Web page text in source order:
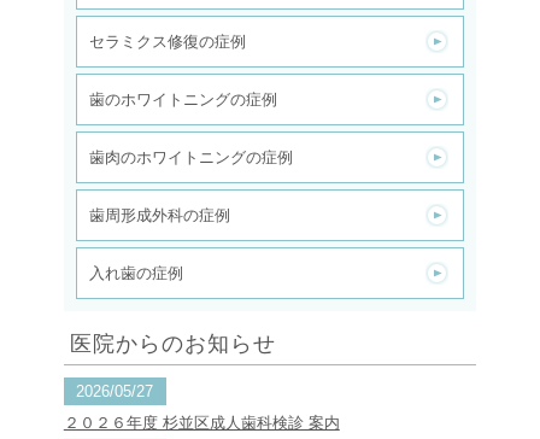
セラミクス修復の症例
歯のホワイトニングの症例
歯肉のホワイトニングの症例
歯周形成外科の症例
入れ歯の症例
医院からのお知らせ
2026/05/27
２０２６年度 杉並区成人歯科検診 案内